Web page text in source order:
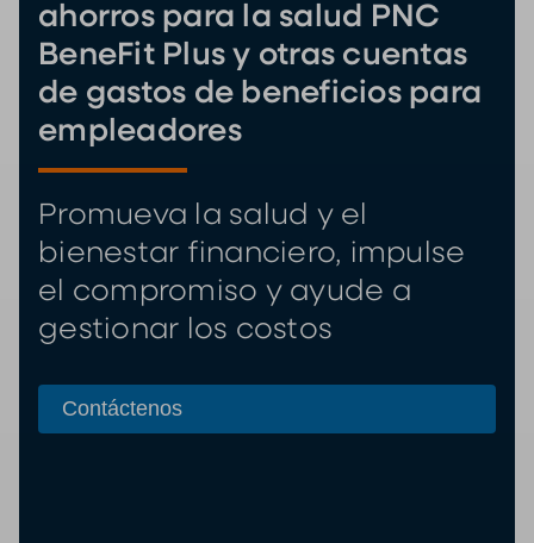
ahorros para la salud PNC
BeneFit Plus y otras cuentas
de gastos de beneficios para
empleadores
Promueva la salud y el
bienestar financiero, impulse
el compromiso y ayude a
gestionar los costos
Contáctenos